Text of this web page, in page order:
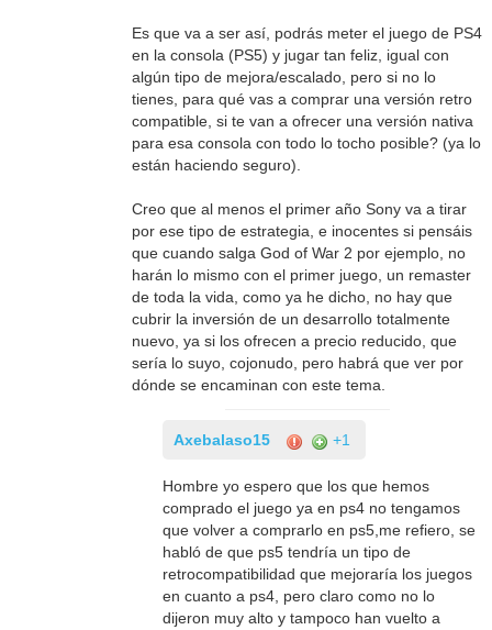
Es que va a ser así, podrás meter el juego de PS4
en la consola (PS5) y jugar tan feliz, igual con
algún tipo de mejora/escalado, pero si no lo
tienes, para qué vas a comprar una versión retro
compatible, si te van a ofrecer una versión nativa
para esa consola con todo lo tocho posible? (ya lo
están haciendo seguro).
Creo que al menos el primer año Sony va a tirar
por ese tipo de estrategia, e inocentes si pensáis
que cuando salga God of War 2 por ejemplo, no
harán lo mismo con el primer juego, un remaster
de toda la vida, como ya he dicho, no hay que
cubrir la inversión de un desarrollo totalmente
nuevo, ya si los ofrecen a precio reducido, que
sería lo suyo, cojonudo, pero habrá que ver por
dónde se encaminan con este tema.
Axebalaso15 +1
Hombre yo espero que los que hemos
comprado el juego ya en ps4 no tengamos
que volver a comprarlo en ps5,me refiero, se
habló de que ps5 tendría un tipo de
retrocompatibilidad que mejoraría los juegos
en cuanto a ps4, pero claro como no lo
dijeron muy alto y tampoco han vuelto a